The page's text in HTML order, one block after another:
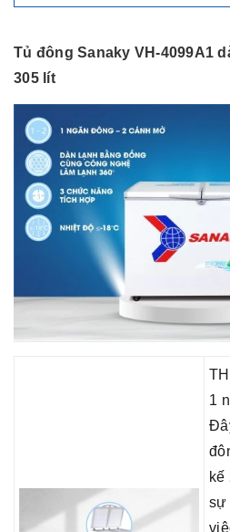
Tủ đông Sanaky VH-4099A1
305 lít
1
kế
sự